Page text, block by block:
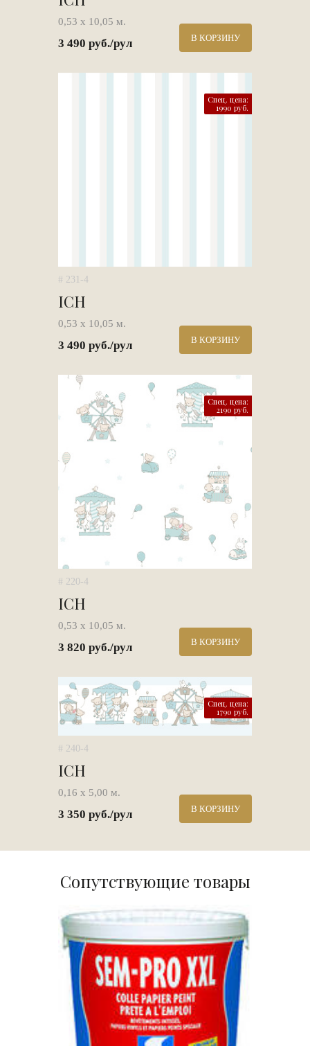
0,53 х 10,05 м.
3 490 руб./рул В КОРЗИНУ
Спец. цена:
1990 руб.
# 231-4
ICH
0,53 х 10,05 м.
3 490 руб./рул В КОРЗИНУ
Спец. цена:
2190 руб.
# 220-4
ICH
0,53 х 10,05 м.
3 820 руб./рул В КОРЗИНУ
Спец. цена:
1790 руб.
# 240-4
ICH
0,16 х 5,00 м.
3 350 руб./рул В КОРЗИНУ
Сопутствующие товары